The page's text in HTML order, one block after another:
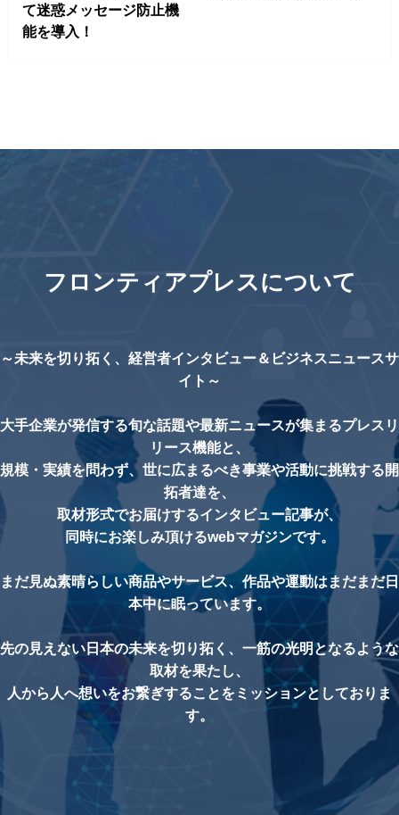
て迷惑メッセージ防止機
能を導入！
フロンティアプレスについて
～未来を切り拓く、経営者インタビュー＆ビジネスニュースサ
イト～
大手企業が発信する旬な話題や最新ニュースが集まるプレスリ
リース機能と、
規模・実績を問わず、世に広まるべき事業や活動に挑戦する開
拓者達を、
取材形式でお届けするインタビュー記事が、
同時にお楽しみ頂けるwebマガジンです。
まだ見ぬ素晴らしい商品やサービス、作品や運動はまだまだ日
本中に眠っています。
先の見えない日本の未来を切り拓く、一筋の光明となるような
取材を果たし、
人から人へ想いをお繋ぎすることをミッションとしておりま
す。